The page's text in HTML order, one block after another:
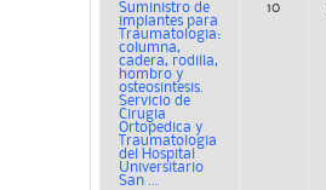
Suministro de
implantes para
Traumatologia:
columna,
cadera, rodilla,
hombro y
osteosintesis.
Servicio de
Cirugia
Ortopedica y
Traumatologia
del Hospital
Universitario
San ...
10